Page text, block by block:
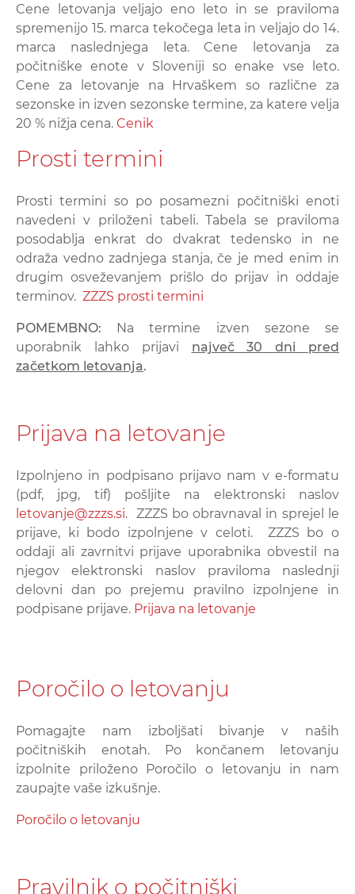
Cene letovanja veljajo eno leto in se praviloma
spremenijo 15. marca tekočega leta in veljajo do 14.
marca naslednjega leta. Cene letovanja za
počitniške enote v Sloveniji so enake vse leto.
Cene za letovanje na Hrvaškem so različne za
sezonske in izven sezonske termine, za katere velja
20 % nižja cena. Cenik
Prosti termini
Prosti termini so po posamezni počitniški enoti
navedeni v priloženi tabeli. Tabela se praviloma
posodablja enkrat do dvakrat tedensko in ne
odraža vedno zadnjega stanja, če je med enim in
drugim osveževanjem prišlo do prijav in oddaje
terminov. ZZZS prosti termini
POMEMBNO: Na termine izven sezone se
uporabnik lahko prijavi največ 30 dni pred
začetkom letovanja.
Prijava na letovanje
Izpolnjeno in podpisano prijavo nam v e-formatu
(pdf, jpg, tif) pošljite na elektronski naslov
letovanje@zzzs.si. ZZZS bo obravnaval in sprejel le
prijave, ki bodo izpolnjene v celoti. ZZZS bo o
oddaji ali zavrnitvi prijave uporabnika obvestil na
njegov elektronski naslov praviloma naslednji
delovni dan po prejemu pravilno izpolnjene in
podpisane prijave. Prijava na letovanje
Poročilo o letovanju
Pomagajte nam izboljšati bivanje v naših
počitniških enotah. Po končanem letovanju
izpolnite priloženo Poročilo o letovanju in nam
zaupajte vaše izkušnje.
Poročilo o letovanju
Pravilnik o počitniški